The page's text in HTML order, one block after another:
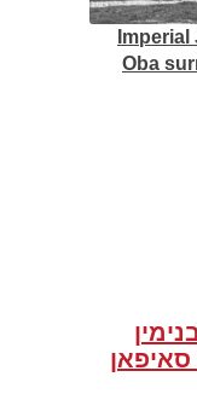
Oba
סאיפאן